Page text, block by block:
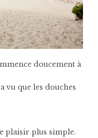
doucement à
vu que les douches
plaisir plus simple.